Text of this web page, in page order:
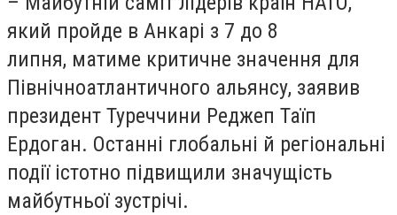
який пройде в Анкарі з 7 до 8
липня, матиме критичне значення для
Північноатлантичного альянсу, заявив
президент Туреччини Реджеп Таїп
Ердоган. Останні глобальні й регіональні
події істотно підвищили значущість
майбутньої зустрічі.